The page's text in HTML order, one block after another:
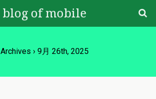
blog of mobile
Archives › 9月 26th, 2025